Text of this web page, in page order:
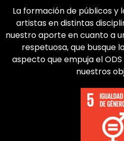
La formación de públicos y
artistas en distintas
nuestro aporte en cuanto a
respetuosa, que busque
aspecto que empuja el
nuestros